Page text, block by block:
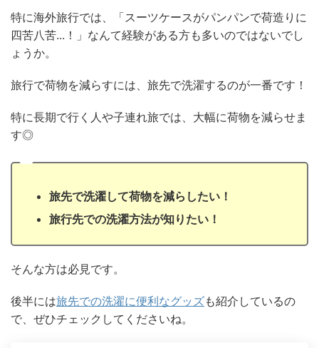
特に海外旅行では、「スーツケースがパンパンで荷造りに
四苦八苦...！」なんて経験がある方も多いのではないでし
ょうか。
旅行で荷物を減らすには、旅先で洗濯するのが一番です！
特に長期で行く人や子連れ旅では、大幅に荷物を減らせま
す◎
旅先で洗濯して荷物を減らしたい！
旅行先での洗濯方法が知りたい！
そんな方は必見です。
後半には旅先での洗濯に便利なグッズも紹介しているの
で、ぜひチェックしてくださいね。